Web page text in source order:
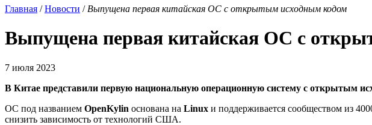
Главная /Новости / Выпущена первая китайская ОС с открытым исходным кодом
Выпущена первая китайская ОС с
7 июля 2023
В Китае представили первую национальную операционную систему с открытым
ОС под названием OpenKylin основана на Linux и поддерживается сообществом из
снизить зависимость от технологий США.